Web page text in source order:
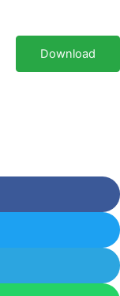
Download